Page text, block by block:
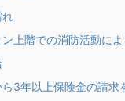
上階での消防活動に
3年以上保険金の請求